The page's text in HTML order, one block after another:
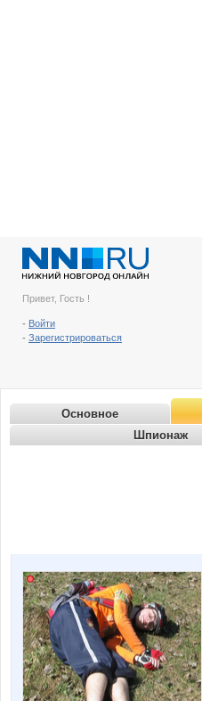
Привет, Гость !
- Войти
- Зарегистрироваться
Основное
Шпионаж